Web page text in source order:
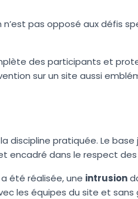
pas opposé aux défis
des participants et
sur un site aussi
pratiquée. Le base
encadré dans le respect des
été réalisée, une intrusion
les équipes du site et